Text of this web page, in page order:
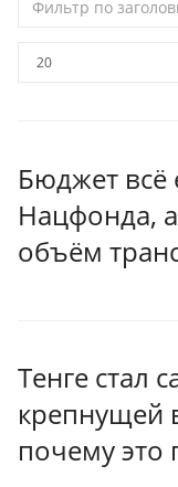
по
Бюджет всё
Нацфонда,
объём
Тенге стал
крепнущей
почему это